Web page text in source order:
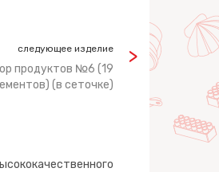
следующее изделие
продуктов №6 (19
(в сеточке)